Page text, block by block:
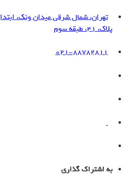
تهران، شمال شرقی میدان ونک،
پلاک، 41، طبقه سوم
021-88782811
به اشتراک گذاری